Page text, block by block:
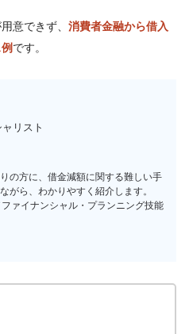
意できず、 消費者金融から借入
です。
リスト
の方に、借金減額に関する難しい手
がら、わかりやすく紹介します。
ァイナンシャル・プランニング技能